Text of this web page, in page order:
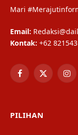
Mari
Email:
Kontak: +62
Facebook
X
PILIHAN